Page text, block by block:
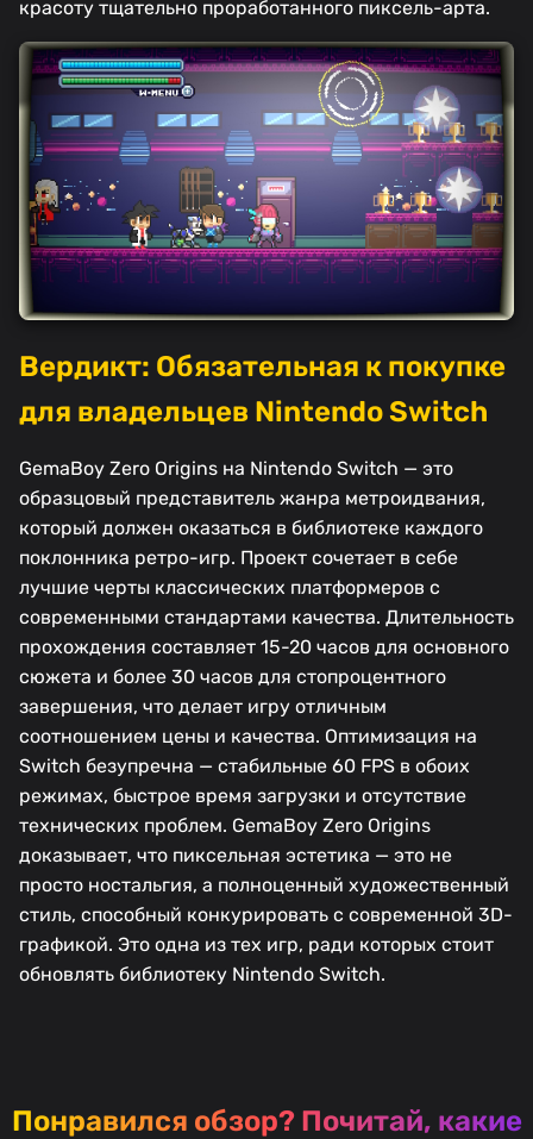
красоту тщательно проработанного пиксель-арта.
Вердикт: Обязательная к покупке
для владельцев Nintendo Switch
GemaBoy Zero Origins на Nintendo Switch — это
образцовый представитель жанра метроидвания,
который должен оказаться в библиотеке каждого
поклонника ретро-игр. Проект сочетает в себе
лучшие черты классических платформеров с
современными стандартами качества. Длительность
прохождения составляет 15-20 часов для основного
сюжета и более 30 часов для стопроцентного
завершения, что делает игру отличным
соотношением цены и качества. Оптимизация на
Switch безупречна — стабильные 60 FPS в обоих
режимах, быстрое время загрузки и отсутствие
технических проблем. GemaBoy Zero Origins
доказывает, что пиксельная эстетика — это не
просто ностальгия, а полноценный художественный
стиль, способный конкурировать с современной 3D-
графикой. Это одна из тех игр, ради которых стоит
обновлять библиотеку Nintendo Switch.
Понравился обзор? Почитай, какие